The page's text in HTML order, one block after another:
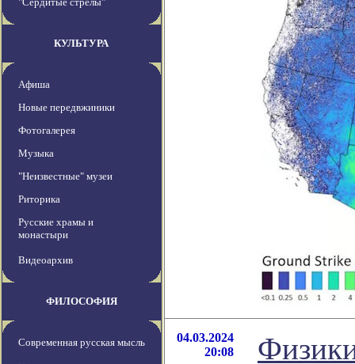
КУЛЬТУРА
Афиша
Новые передвжиники
Фотогалерея
Музыка
"Неизвестные" музеи
Риторика
Русские храмы и
монастыри
Видеоархив
ФИЛОСОФИЯ
Современная русская мысль
04.03.2024
20:08